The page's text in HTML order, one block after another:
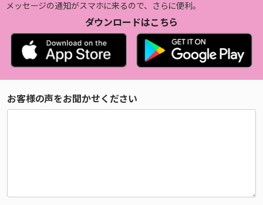
メッセージの通知がスマホに来るので、さらに便利。
ダウンロードはこちら
お客様の声をお聞かせください